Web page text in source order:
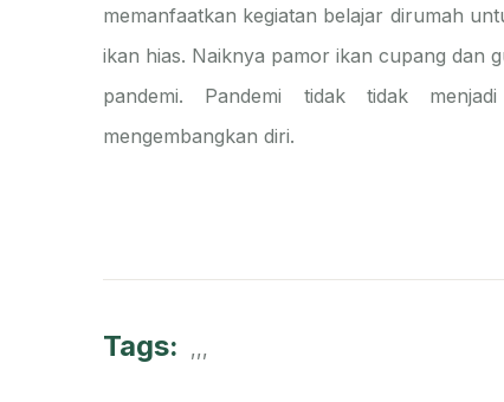
memanfaatkan kegiatan belajar dirumah
ikan hias. Naiknya pamor ikan cupang dan
pandemi. Pandemi tidak tidak
mengembangkan diri.
Tags: ,,,